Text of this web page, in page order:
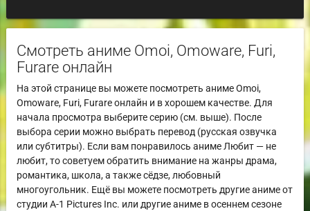
Смотреть аниме Omoi, Omoware, Furi,
Furare онлайн
На этой странице вы можете посмотреть аниме Omoi,
Omoware, Furi, Furare онлайн и в хорошем качестве. Для
начала просмотра выберите серию (см. выше). После
выбора серии можно выбрать перевод (русская озвучка
или субтитры). Если вам понравилось аниме Любит — не
любит, то советуем обратить внимание на жанры драма,
романтика, школа, а также сёдзе, любовный
многоугольник. Ещё вы можете посмотреть другие аниме от
студии A-1 Pictures Inc. или другие аниме в осеннем сезоне